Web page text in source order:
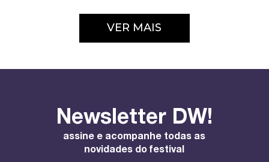
VER MAIS
Newsletter DW!
assine e acompanhe todas as
novidades do festival